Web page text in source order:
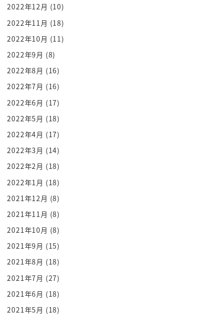
理系がメイキラーン世界の美香がとーなじゃないで
すねはいっ
こちらでですねまぁおっしゃっているのはですねま
あ基本的に日本語ですね植民地にさ
れなかったということが大航海時代の流れであるじ
ゃないですか
開国しろーってあったけどブーブーにょですね
あの時実はさっちょ冊なーんと長州話
の二名地震を起こすんだけれどもその札なと聴衆が
先んじてそういった先進国と戦争し
てかという歴史日本史でちょっと行ったのを覚えて
ねさっきまたとイギリスだなんですよ左図の鹿児島
ですよ
鹿児島単体でいいですだけよろしくどういう時代と
いうね
さっなんとイギリスが硬かったり聴取と四国れ案を
四カ国連合艦隊にねものすごいやら
れたみたいな
ですよねやったら尊王攘夷派って言って開国なんか
もうとんでもないですね外国なんで
もうともうダメだ案内ぞ青い青い早いっていう
2022年12月 (10)
2022年11月 (18)
2022年10月 (11)
2022年9月 (8)
2022年8月 (16)
2022年7月 (16)
2022年6月 (17)
2022年5月 (18)
2022年4月 (17)
2022年3月 (14)
2022年2月 (18)
2022年1月 (18)
2021年12月 (8)
2021年11月 (8)
2021年10月 (8)
2021年9月 (15)
2021年8月 (18)
2021年7月 (27)
2021年6月 (18)
2021年5月 (18)